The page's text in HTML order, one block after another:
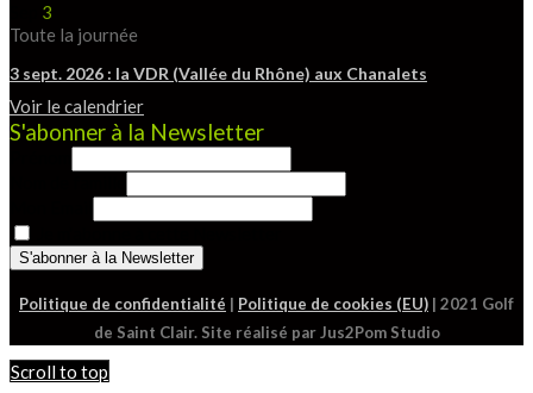
3
Toute la journée
3 sept. 2026 : la VDR (Vallée du Rhône) aux Chanalets
Voir le calendrier
S'abonner à la Newsletter
Politique de confidentialité | Politique de cookies (EU) | 2021 Golf
de Saint Clair. Site réalisé par Jus2Pom Studio
Scroll to top